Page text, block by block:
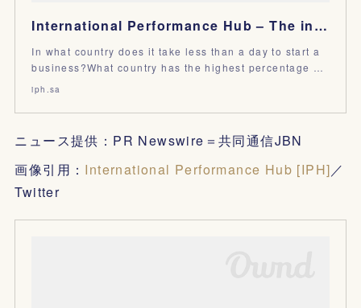
International Performance Hub – The interactive platform for tracking development KPIs around the wo
In what country does it take less than a day to start a
business?What country has the highest percentage …
iph.sa
ニュース提供：PR Newswire＝共同通信JBN
画像引用： International Performance Hub [IPH]／
Twitter